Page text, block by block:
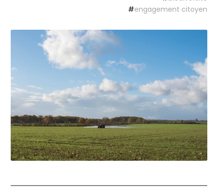
#engagement citoyen